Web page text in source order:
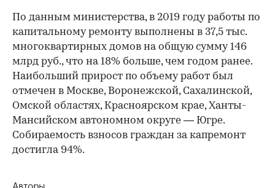
По данным министерства, в 2019 году работы по
капитальному ремонту выполнены в 37,5 тыс.
многоквартирных домов на общую сумму 146
млрд руб., что на 18% больше, чем годом ранее.
Наибольший прирост по объему работ был
отмечен в Москве, Воронежской, Сахалинской,
Омской областях, Красноярском крае, Ханты-
Мансийском автономном округе — Югре.
Собираемость взносов граждан за капремонт
достигла 94%.
Авторы